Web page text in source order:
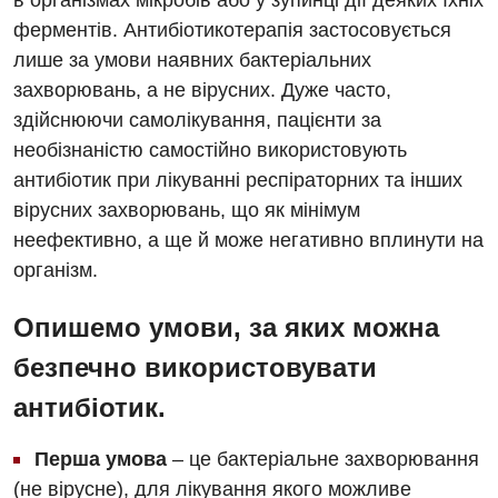
Вакансії
Заходи БПР
Інтернатура
Енциклопедія
Програма лояльності
Відгуки
Діагностика
Ангіографічні дослідження
Діагностичне відділення
Ендоскопічне відділення
Інструментальна діагностика
Комп’ютерна томографія
Відділення кардіосудинної патології та неврології
Відділення невідкладних станів
Гінекологічне відділення
ферментів. Антибіотикотерапія застосовується
лише за умови наявних бактеріальних
захворювань, а не вірусних. Дуже часто,
здійснюючи самолікування, пацієнти за
необізнаністю самостійно використовують
антибіотик при лікуванні респіраторних та інших
вірусних захворювань, що як мінімум
неефективно, а ще й може негативно вплинути на
організм.
Опишемо умови, за яких можна
безпечно використовувати
антибіотик.
Перша умова – це бактеріальне захворювання
(не вірусне), для лікування якого можливе